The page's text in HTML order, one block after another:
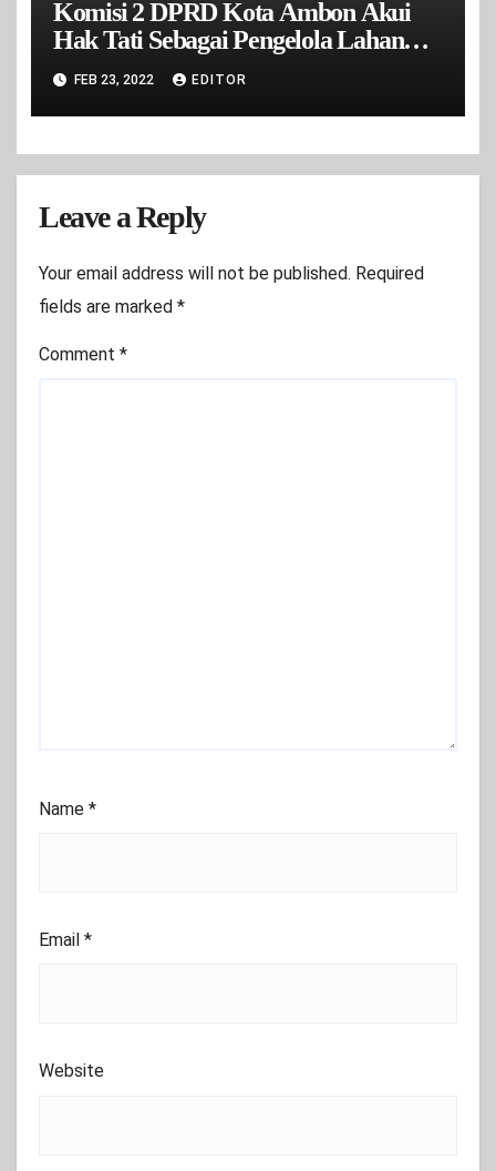
Komisi 2 DPRD Kota Ambon Akui
Hak Tati Sebagai Pengelola Lahan
Lapak Cakbor Mardika
FEB 23, 2022 EDITOR
Leave a Reply
Your email address will not be published. Required
fields are marked *
Comment *
Name *
Email *
Website